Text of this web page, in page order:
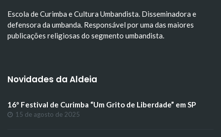
Escola de Curimba e Cultura Umbandista. Disseminadora e
defensora da umbanda. Responsável por uma das maiores
publicações religiosas do segmento umbandista.
Novidades da Aldeia
16º Festival de Curimba “Um Grito de Liberdade” em SP
15 de agosto de 2025